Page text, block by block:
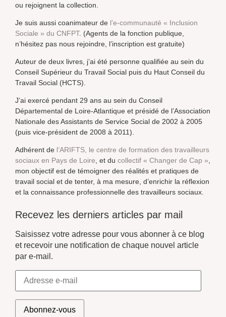
ou rejoignent la collection.
Je suis aussi coanimateur de l’e-communauté « Inclusion
Sociale » du CNFPT. (Agents de la fonction publique,
n’hésitez pas nous rejoindre, l’inscription est gratuite)
Auteur de deux livres, j’ai été personne qualifiée au sein du
Conseil Supérieur du Travail Social puis du Haut Conseil du
Travail Social (HCTS).
J’ai exercé pendant 29 ans au sein du Conseil
Départemental de Loire-Atlantique et présidé de l’Association
Nationale des Assistants de Service Social de 2002 à 2005
(puis vice-président de 2008 à 2011).
Adhérent de l’ARIFTS, le centre de formation des travailleurs
sociaux en Pays de Loire , et du collectif « Changer de Cap »
mon objectif est de témoigner des réalités et pratiques de
travail social et de tenter, à ma mesure, d’enrichir la réflexion
et la connaissance professionnelle des travailleurs sociaux.
Recevez les derniers articles par mail
Saisissez votre adresse pour vous abonner à ce blog
et recevoir une notification de chaque nouvel article
par e-mail.
Abonnez-vous